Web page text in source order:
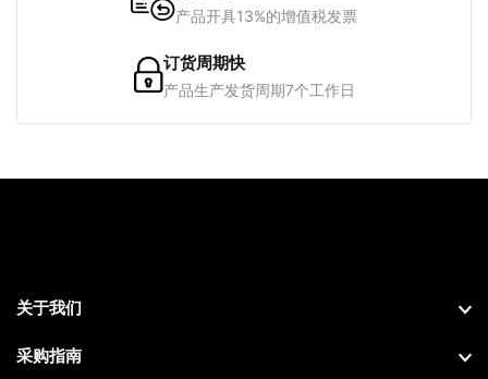
产品开具13%的增值税发票
订货周期快
产品生产发货周期7个工作日
关于我们
采购指南